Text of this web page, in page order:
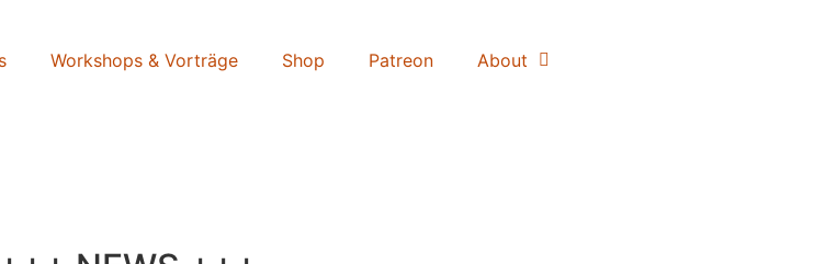
Workshops & Vorträge Shop Patreon About